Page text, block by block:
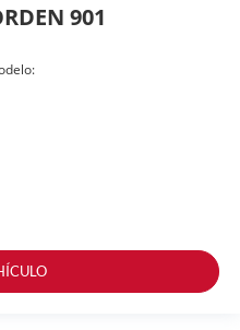
901